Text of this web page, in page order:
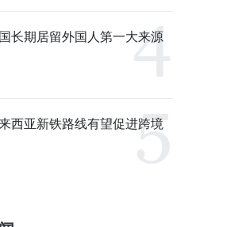
长期居留外国人第一大来源
西亚新铁路线有望促进跨境